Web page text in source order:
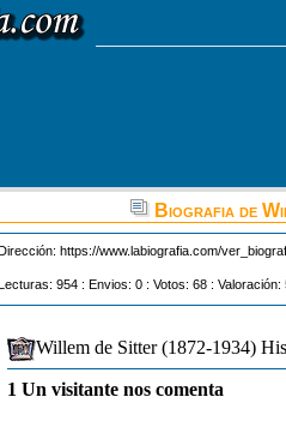
Biografia de
https://www.labiografia.com/
954 : Envios: 0 : Votos: 68 : Valoración:
Willem de Sitter (1872-1934)
1 Un visitante nos comenta